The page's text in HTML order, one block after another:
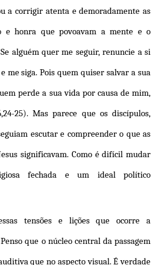
a corrigir atenta e demoradamente as
e honra que povoavam a mente e o
alguém quer me seguir, renuncie a si
me siga. Pois quem quiser salvar a sua
perde a sua vida por causa de mim,
25). Mas parece que os discípulos,
escutar e compreender o que as
significavam. Como é difícil mudar
fechada e um ideal político
tensões e lições que ocorre a
que o núcleo central da passagem
que no aspecto visual. É verdade